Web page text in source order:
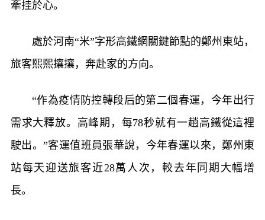
牽挂於心。
處於河南“米”字形高鐵網關鍵節點的鄭州東站，
旅客熙熙攘攘，奔赴家的方向。
“作為疫情防控轉段后的第二個春運，今年出行
需求大釋放。高峰期，每78秒就有一趟高鐵從這裡
駛出。”客運值班員張華說，今年春運以來，鄭州東
站每天迎送旅客近28萬人次，較去年同期大幅增
長。